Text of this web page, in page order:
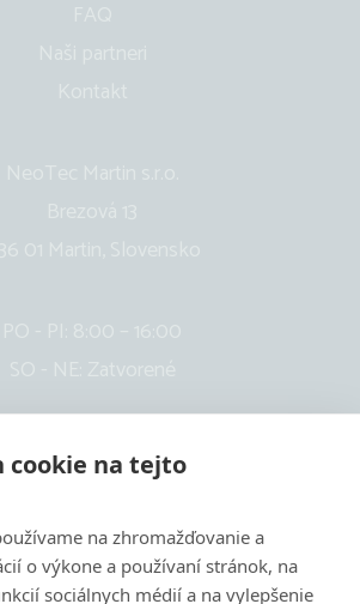
cookie na tejto
na zhromažďovanie a
o výkone a používaní stránok, na
sociálnych médií a na vylepšenie